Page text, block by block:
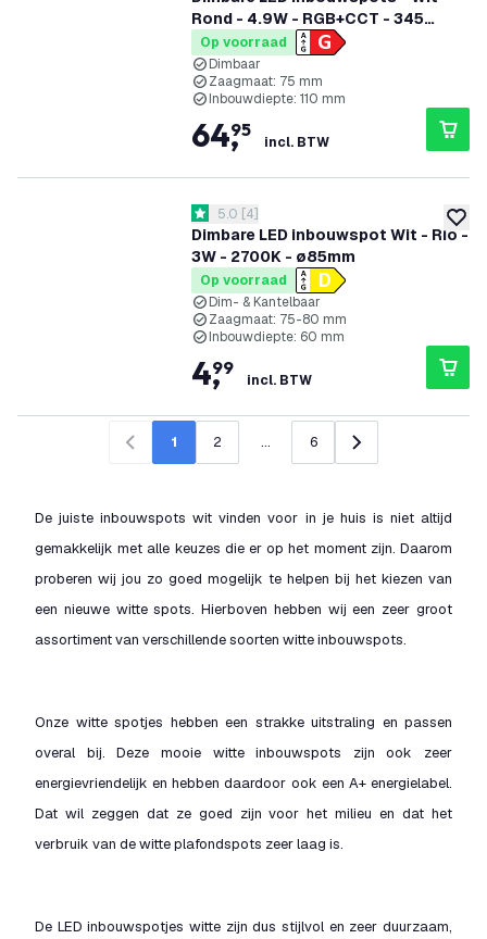
Rond - 4.9W - RGB+CCT - 345
Lumen - ø81mm - 6 pack
Op voorraad
Dimbaar
Zaagmaat: 75 mm
Inbouwdiepte: 110 mm
64,
95
incl. BTW
Dimbare LED inbouwspot Wit - Rio -
3W - 2700K - ø85mm
reviews drawer openen
5 score sterren
5.0 [4]
Op voorraad
Dim- & Kantelbaar
Zaagmaat: 75-80 mm
Inbouwdiepte: 60 mm
4,
99
incl. BTW
Vorige1 2 ... 6 Volgende
De juiste inbouwspots wit vinden voor in je huis is niet altijd
gemakkelijk met alle keuzes die er op het moment zijn. Daarom
proberen wij jou zo goed mogelijk te helpen bij het kiezen van
een nieuwe witte spots. Hierboven hebben wij een zeer groot
assortiment van verschillende soorten witte inbouwspots.
Onze witte spotjes hebben een strakke uitstraling en passen
overal bij. Deze mooie witte inbouwspots zijn ook zeer
energievriendelijk en hebben daardoor ook een A+ energielabel.
Dat wil zeggen dat ze goed zijn voor het milieu en dat het
verbruik van de witte plafondspots zeer laag is.
De LED inbouwspotjes witte zijn dus stijlvol en zeer duurzaam,